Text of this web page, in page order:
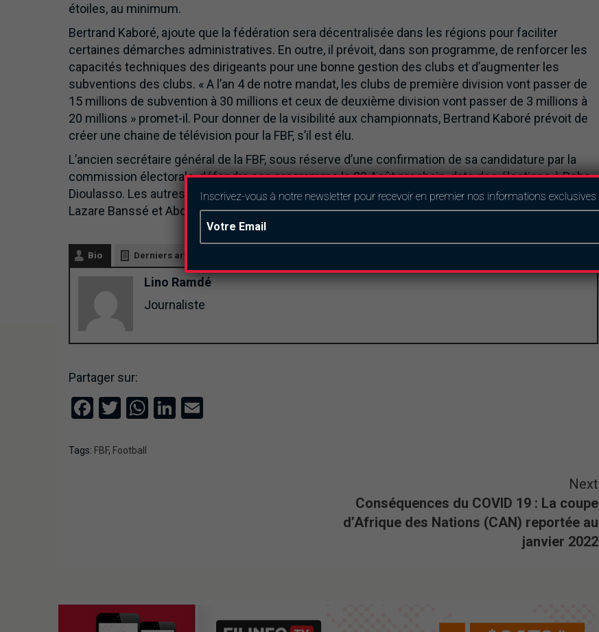
étoiles, au minimum.
Bertrand Kaboré, ajoute que la fédération sera décentralisée dans les régions pour faciliter
certaines démarches administratives. En outre, il prévoit, dans son programme, de renforcer les
capacités techniques des dirigeants pour une bonne gestion des clubs et d’augmenter les
subventions des clubs. « A l’an 4 de notre mandat, les clubs de première division vont passer de
15 millions de subvention à 30 millions et ceux de deuxième division vont passer de 3 millions à
20 millions » promet-il. Pour donner de la visibilité aux championnats, Bertrand Kaboré prévoit de
créer une chaine de télévision pour la FBF, s’il est élu.
L’ancien secrétaire général de la FBF, sous réserve d’une confirmation de sa candidature par la
commission électorale, défendra son programme le 22 Août prochain, date des élections à Bobo
Dioulasso. Les autres candidats déclarés sont Mory Sanou, Amado Traoré, Laurent Blaise Kaboré,
Lazare Banssé et Abdoul Karim Baguian.
Bio Derniers articles
Lino Ramdé
Journaliste
Partager sur:
Facebook
Twitter
WhatsApp
LinkedIn
Email
Tags: FBF, Football
Next
Conséquences du COVID 19 : La coupe
d’Afrique des Nations (CAN) reportée au
janvier 2022
Inscrivez-vous à notre newsletter pour recevoir en premier nos informations exclusives